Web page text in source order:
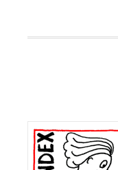
Primaire
Sidebar